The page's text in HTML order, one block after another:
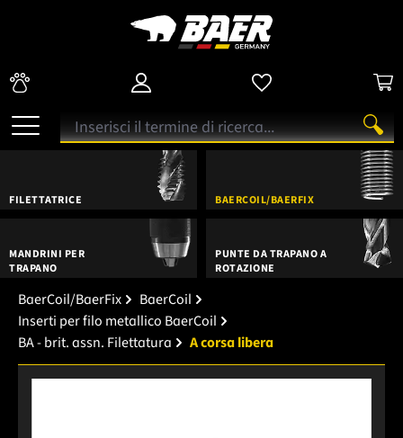
FILETTATRICE BAERCOIL/BAERFIX
MANDRINI PER
TRAPANO
PUNTE DA TRAPANO A
ROTAZIONE
BaerCoil/BaerFix
BaerCoil
Inserti per filo metallico BaerCoil
BA - brit. assn. Filettatura
A corsa libera